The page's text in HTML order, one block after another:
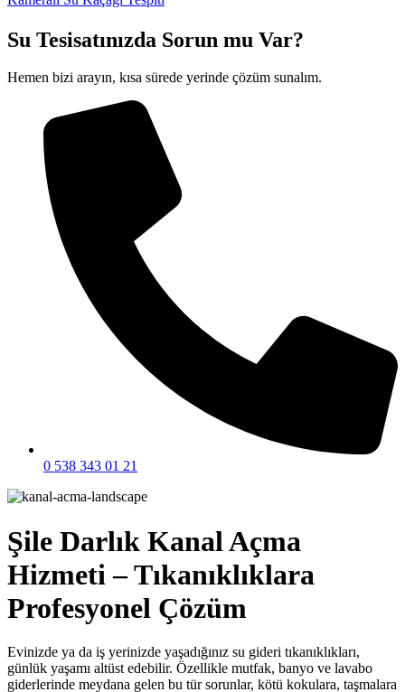
Su Tesisatınızda Sorun mu Var?
Hemen bizi arayın, kısa sürede yerinde çözüm sunalım.
0 538 343 01 21
Şile Darlık Kanal Açma
Hizmeti – Tıkanıklıklara
Profesyonel Çözüm
Evinizde ya da iş yerinizde yaşadığınız su gideri tıkanıklıkları,
günlük yaşamı altüst edebilir. Özellikle mutfak, banyo ve lavabo
giderlerinde meydana gelen bu tür sorunlar, kötü kokulara, taşmalara